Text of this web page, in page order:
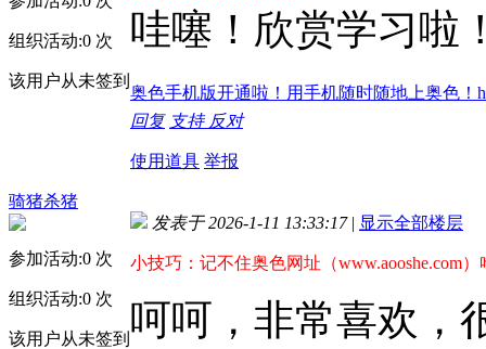
组织活动:0 次
该用户从未签到
哇噻！欣赏学习啦
奥色手机版开通啦！用手机随时随地上奥色！
回复 支持 反对
使用道具 举报
骑猪杀猪
参加活动:0 次
组织活动:0 次
该用户从未签到
发表于 2026-1-11 13:33:17 | 显示全部楼层
小技巧：记不住奥色网址（www.aooshe.com）
呵呵，非常喜欢，